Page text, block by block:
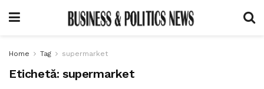
Home Tag supermarket
Etichetă: supermarket